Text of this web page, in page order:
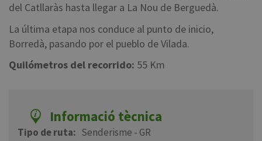
del Catllaràs hasta llegar a La Nou de Berguedà.
La última etapa nos conduce al punto de inicio,
Borredà, pasando por el pueblo de Vilada.
Quilómetros del recorrido: 55 Km
Informació tècnica
Tipo de ruta
Senderisme - GR